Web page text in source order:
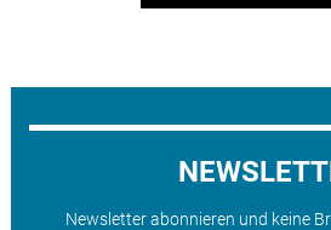
Newsletter abonnieren und keine